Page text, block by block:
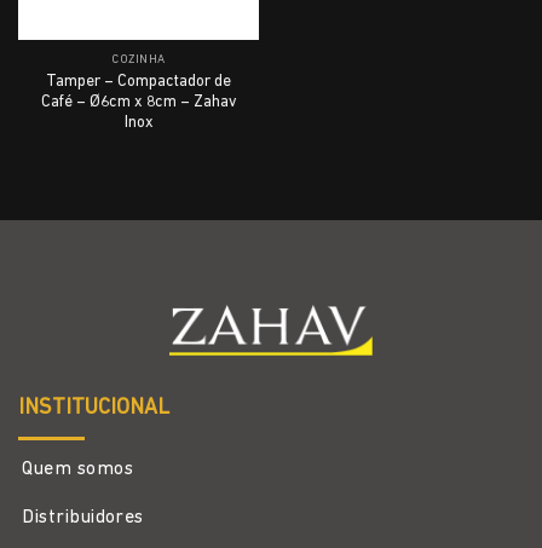
COZINHA
Tamper – Compactador de
Café – Ø6cm x 8cm – Zahav
Inox
INSTITUCIONAL
Quem somos
Distribuidores